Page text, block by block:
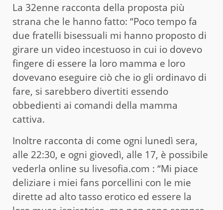
La 32enne racconta della proposta più
strana che le hanno fatto: “Poco tempo fa
due fratelli bisessuali mi hanno proposto di
girare un video incestuoso in cui io dovevo
fingere di essere la loro mamma e loro
dovevano eseguire ciò che io gli ordinavo di
fare, si sarebbero divertiti essendo
obbedienti ai comandi della mamma
cattiva.
Inoltre racconta di come ogni lunedì sera,
alle 22:30, e ogni giovedì, alle 17, è possibile
vederla online su livesofia.com : “Mi piace
deliziare i miei fans porcellini con le mie
dirette ad alto tasso erotico ed essere la